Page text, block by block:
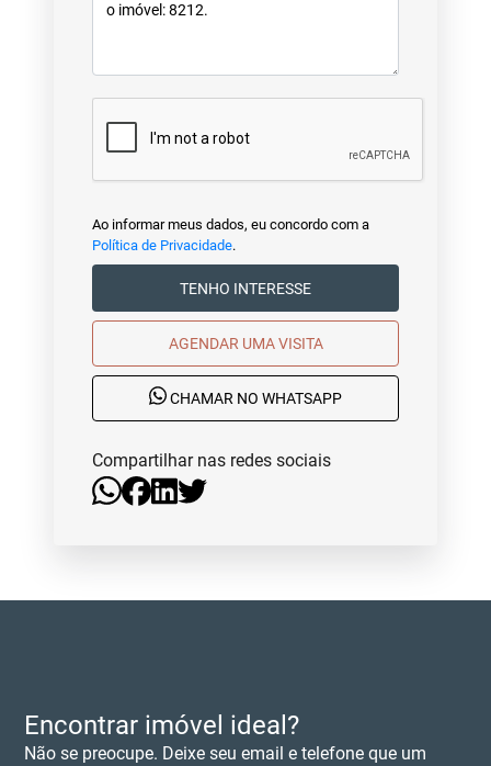
Ao informar meus dados, eu concordo com a
Política de Privacidade.
TENHO INTERESSE
AGENDAR UMA VISITA
CHAMAR NO WHATSAPP
Compartilhar nas redes sociais
Encontrar imóvel ideal?
Não se preocupe. Deixe seu email e telefone que um